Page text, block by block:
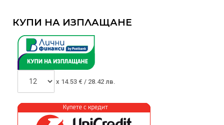
КУПИ НА ИЗПЛАЩАНЕ
x 14.53 € / 28.42 лв.